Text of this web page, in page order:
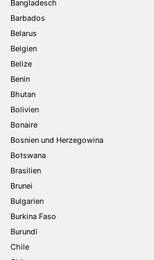
Bangladesch
Barbados
Belarus
Belgien
Belize
Benin
Bhutan
Bolivien
Bonaire
Bosnien und Herzegowina
Botswana
Brasilien
Brunei
Bulgarien
Burkina Faso
Burundi
Chile